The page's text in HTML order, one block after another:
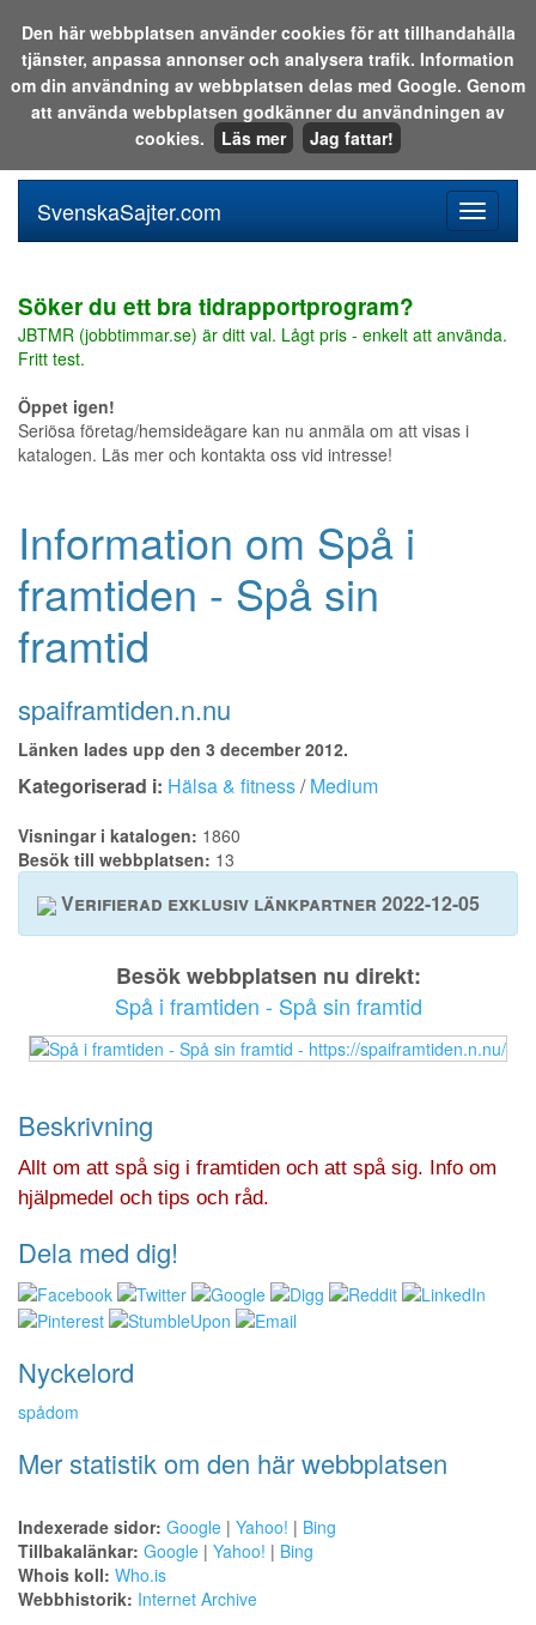
Sök i katalogen eller på webben:
meny
SvenskaSajter.com
Söker du ett bra tidrapportprogram?
JBTMR (jobbtimmar.se) är ditt val. Lågt pris - enkelt att använda.
Fritt test.
Öppet igen!
Seriösa företag/hemsideägare kan nu anmäla om att visas i
katalogen. Läs mer och kontakta oss vid intresse!
Information om Spå i
framtiden - Spå sin
framtid
spaiframtiden.n.nu
Länken lades upp den 3 december 2012.
Kategoriserad i: Hälsa & fitness/Medium
Visningar i katalogen: 1860
Besök till webbplatsen: 13
Verifierad exklusiv länkpartner 2022-12-05
Besök webbplatsen nu direkt:
Spå i framtiden - Spå sin framtid
Beskrivning
Allt om att spå sig i framtiden och att spå sig. Info om
hjälpmedel och tips och råd.
Dela med dig!
Nyckelord
spådom
Mer statistik om den här webbplatsen
Indexerade sidor: Google | Yahoo! | Bing
Tillbakalänkar: Google | Yahoo! | Bing
Whois koll: Who.is
Webbhistorik: Internet Archive
Den här webbplatsen använder cookies för att tillhandahålla
tjänster, anpassa annonser och analysera trafik. Information
om din användning av webbplatsen delas med Google. Genom
att använda webbplatsen godkänner du användningen av
cookies.
Läs mer Jag fattar!